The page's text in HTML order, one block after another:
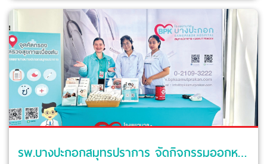
รพ.บางปะกอกสมุทรปราการ จัดกิจกรรมออกหน่วยตรวจสุขภาพเบื้องต้น